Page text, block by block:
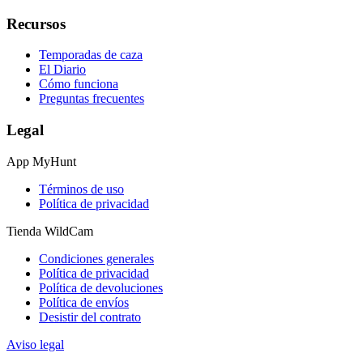
Recursos
Temporadas de caza
El Diario
Cómo funciona
Preguntas frecuentes
Legal
App MyHunt
Términos de uso
Política de privacidad
Tienda WildCam
Condiciones generales
Política de privacidad
Política de devoluciones
Política de envíos
Desistir del contrato
Aviso legal